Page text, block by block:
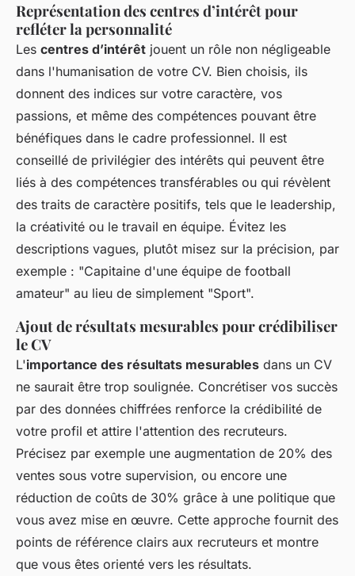
Représentation des centres d’intérêt pour
refléter la personnalité
Les centres d’intérêt jouent un rôle non négligeable
dans l'humanisation de votre CV. Bien choisis, ils
donnent des indices sur votre caractère, vos
passions, et même des compétences pouvant être
bénéfiques dans le cadre professionnel. Il est
conseillé de privilégier des intérêts qui peuvent être
liés à des compétences transférables ou qui révèlent
des traits de caractère positifs, tels que le leadership,
la créativité ou le travail en équipe. Évitez les
descriptions vagues, plutôt misez sur la précision, par
exemple : "Capitaine d'une équipe de football
amateur" au lieu de simplement "Sport".
Ajout de résultats mesurables pour crédibiliser
le CV
L'importance des résultats mesurables dans un CV
ne saurait être trop soulignée. Concrétiser vos succès
par des données chiffrées renforce la crédibilité de
votre profil et attire l'attention des recruteurs.
Précisez par exemple une augmentation de 20% des
ventes sous votre supervision, ou encore une
réduction de coûts de 30% grâce à une politique que
vous avez mise en œuvre. Cette approche fournit des
points de référence clairs aux recruteurs et montre
que vous êtes orienté vers les résultats.